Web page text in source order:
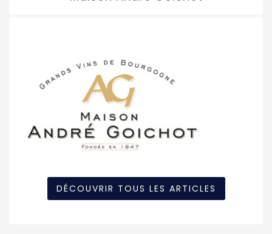
DÉCOUVRIR TOUS LES ARTICLES